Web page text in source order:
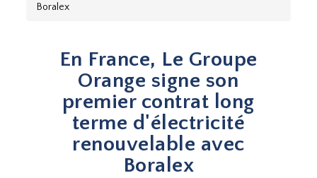
Boralex
En France, Le Groupe
Orange signe son
premier contrat long
terme d'électricité
renouvelable avec
Boralex